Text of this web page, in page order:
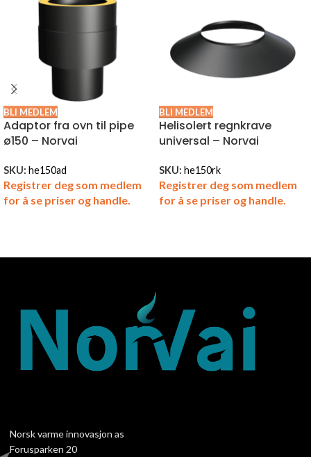
BLI MEDLEM
Adaptor fra ovn til pipe
ø150 – Norvai
SKU: he150ad
Registrer deg som medlem
for å se priser og handle.
BLI MEDLEM
Helisolert regnkrave
universal – Norvai
SKU: he150rk
Registrer deg som medlem
for å se priser og handle.
Norsk varme innovasjon as
Forusparken 20